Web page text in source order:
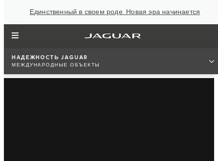
Единственный в своем роде. Новая эра начинается
НАДЕЖНОСТЬ JAGUAR
МЕЖДУНАРОДНЫЕ ОБЪЕКТЫ